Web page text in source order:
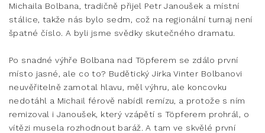
Michaila Bolbana, tradičně přijel Petr Janoušek a místní
stálice, takže nás bylo sedm, což na regionální turnaj není
špatné číslo. A byli jsme svědky skutečného dramatu.
Po snadné výhře Bolbana nad Töpferem se zdálo první
místo jasné, ale co to? Budětický Jirka Vinter Bolbanovi
neuvěřitelně zamotal hlavu, měl výhru, ale koncovku
nedotáhl a Michail férově nabídl remízu, a protože s ním
remizoval i Janoušek, který vzápětí s Töpferem prohrál, o
vítězi musela rozhodnout baráž. A tam ve skvělé první